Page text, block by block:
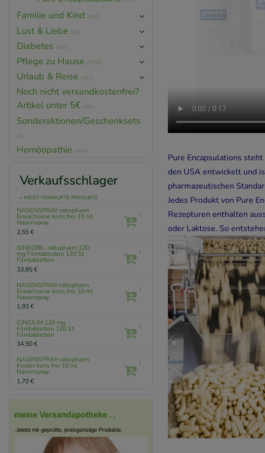
Pure Encapsulations
den USA entwickelt und
pharmazeutischen
Jedes Produkt von Pure
Rezepturen enthalten
oder Laktose. So
Familie und Kind (284)
Lust & Liebe (32)
Diabetes (207)
Pflege zu Hause (5728)
Urlaub & Reise (427)
Noch nicht versandkostenfrei?
Artikel unter 5€ (36)
Sonderaktionen/Geschenksets
(4)
Homöopathie (404)
Verkaufsschlager
» MEIST VERKAUFTE PRODUKTE
NASENSPRAY-ratiopharm
Erwachsene kons.frei 15 ml
Nasenspray
2,55 €
1
GINKOBIL-ratiopharm 120
mg Filmtabletten 120 St
Filmtabletten
33,85 €
1
NASENSPRAY-ratiopharm
Erwachsene kons.frei 10 ml
Nasenspray
1,93 €
1
GINGIUM 120 mg
Filmtabletten 120 St
Filmtabletten
34,50 €
1
NASENSPRAY-ratiopharm
Kinder kons.frei 10 ml
Nasenspray
1,70 €
1
meine Versandapotheke . .
..bietet mir geprüfte, preisgünstige Produkte.